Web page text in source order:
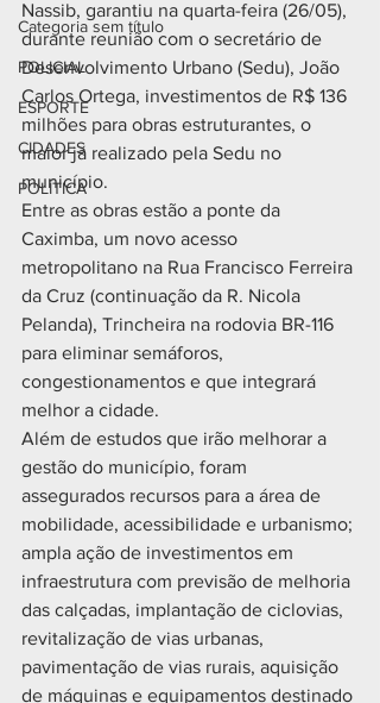
Categoria sem título
POLICIAL
ESPORTE
CIDADES
POLÍTICA
Nassib, garantiu na quarta-feira (26/05),
durante reunião com o secretário de
Desenvolvimento Urbano (Sedu), João
Carlos Ortega, investimentos de R$ 136
milhões para obras estruturantes, o
maior já realizado pela Sedu no
município.
Entre as obras estão a ponte da
Caximba, um novo acesso
metropolitano na Rua Francisco Ferreira
da Cruz (continuação da R. Nicola
Pelanda), Trincheira na rodovia BR-116
para eliminar semáforos,
congestionamentos e que integrará
melhor a cidade.
Além de estudos que irão melhorar a
gestão do município, foram
assegurados recursos para a área de
mobilidade, acessibilidade e urbanismo;
ampla ação de investimentos em
infraestrutura com previsão de melhoria
das calçadas, implantação de ciclovias,
revitalização de vias urbanas,
pavimentação de vias rurais, aquisição
de máquinas e equipamentos destinado